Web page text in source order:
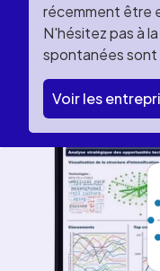
récemment être
N'hésitez pas à
spontanées sont
Voir les